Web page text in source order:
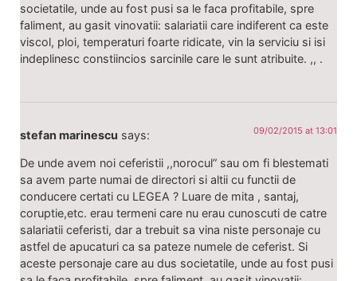
societatile, unde au fost pusi sa le faca profitabile, spre
faliment, au gasit vinovatii: salariatii care indiferent ca este
viscol, ploi, temperaturi foarte ridicate, vin la serviciu si isi
indeplinesc constiincios sarcinile care le sunt atribuite. ,, .
stefan marinescu says: 09/02/2015 at 13:01
De unde avem noi ceferistii ,,norocul” sau om fi blestemati
sa avem parte numai de directori si altii cu functii de
conducere certati cu LEGEA ? Luare de mita , santaj,
coruptie,etc. erau termeni care nu erau cunoscuti de catre
salariatii ceferisti, dar a trebuit sa vina niste personaje cu
astfel de apucaturi ca sa pateze numele de ceferist. Si
aceste personaje care au dus societatile, unde au fost pusi